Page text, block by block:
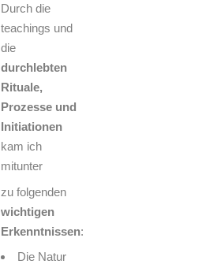
Durch die
teachings und
die
durchlebten
Rituale,
Prozesse und
Initiationen
kam ich
mitunter
zu folgenden
wichtigen
Erkenntnissen:
Die Natur